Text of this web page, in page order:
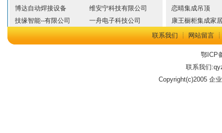
博达自动焊接设备
技缘智能--有限公司
维安宁科技有限公司
一舟电子科技公司
恋晴集成吊顶
康王橱柜集成家
联系我们 ┊ 网站留言
鄂ICP
联系我们
Copyright(c)2005 企